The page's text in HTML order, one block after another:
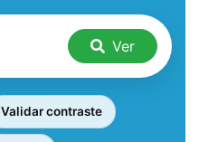
Ver
Validar contraste